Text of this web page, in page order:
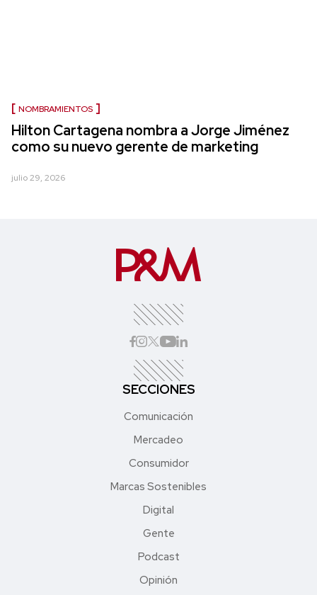
NOMBRAMIENTOS
Hilton Cartagena nombra a Jorge Jiménez
como su nuevo gerente de marketing
julio 29, 2026
SECCIONES
Comunicación
Mercadeo
Consumidor
Marcas Sostenibles
Digital
Gente
Podcast
Opinión